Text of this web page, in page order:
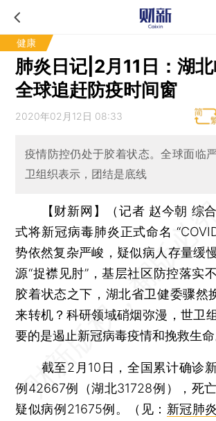
健康
肺炎日记|2月11日：湖
全球追赶防疫时间窗
2020年02月12日 08:33
疫情防控仍处于胶着状态。全球面临
卫组织表示，团结是底线
【财新网】（记者 赵今朝 综合
式将新冠病毒肺炎正式命名
势依然复杂严峻，疑似病人存量缓
源“捉襟见肘”，基层社区防控落实
胶着状态之下，湖北省卫健委骤然
来转机？科研领域硝烟弥漫，世卫
要的是遏止新冠病毒疫情和挽救生命
截至2月10日，全国累计确诊新
例42667例（湖北31728例），死
疑似病例21675例。（见： 新冠肺